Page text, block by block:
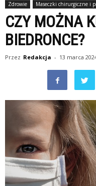
Zdrowie Maseczki chirurgiczne i
CZY MOŻNA
BIEDRONCE?
Przez Redakcja - 13 marca